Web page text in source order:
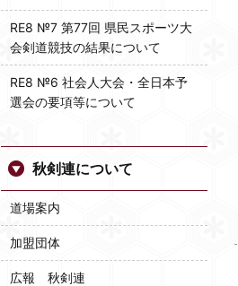
RE8 №7 第77回 県民スポーツ大
会剣道競技の結果について
RE8 №6 社会人大会・全日本予
選会の要項等について
秋剣連について
道場案内
加盟団体
広報 秋剣連